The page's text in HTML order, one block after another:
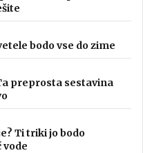
bodo vse do zime
preprosta sestavina
Ti triki jo bodo
vode